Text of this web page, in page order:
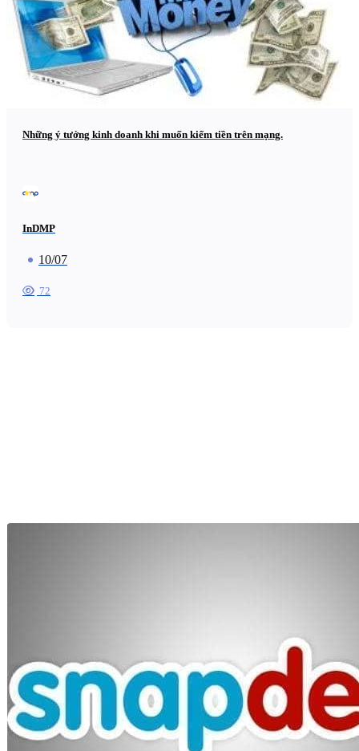
Những ý tưởng kinh doanh khi muốn kiếm tiền trên mạng.
InDMP
10/07
72